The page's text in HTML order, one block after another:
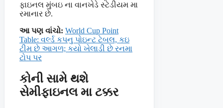
ફાઇનલ મુંબઇ ના વાનખેડે સ્ટેડીયમ મા
રમાનાર છે.
આ પણ વાંચો: World Cup Point
Table: વર્લ્ડ કપનુ પોઇન્ટ ટેબલ, કઇ
ટીમ છે આગળ; કયો ખેલાડી છે રનમા
ટોપ પર
કોની સામે થશે
સેમીફાઇનલ મા ટક્કર